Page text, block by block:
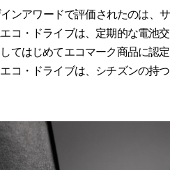
ンアワードで評価されたのは、
コ・ドライブは、定期的な電池
てはじめてエコマーク商品に認
コ・ドライブは、シチズンの持